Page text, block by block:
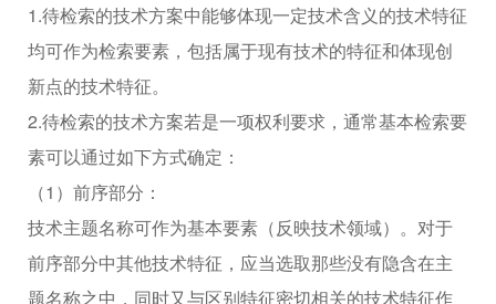
1.待检索的技术方案中能够体现一定技术含义的技术特征
均可作为检索要素，包括属于现有技术的特征和体现创
新点的技术特征。
2.待检索的技术方案若是一项权利要求，通常基本检索要
素可以通过如下方式确定：
（1）前序部分：
技术主题名称可作为基本要素（反映技术领域）。对于
前序部分中其他技术特征，应当选取那些没有隐含在主
题名称之中，同时又与区别特征密切相关的技术特征作